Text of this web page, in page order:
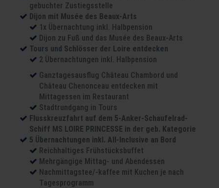
gebuchter Zustiegsstelle
Dijon mit Musée des Beaux-Arts
1x Übernachtung inkl. Halbpension
Dijon zu Fuß und das Musée des Beaux-Arts
Tours und Schlösser der Loire entdecken
2 Übernachtungen inkl. Halbpension
Ganztagesausflug Château Chambord und
Château Chenonceau entdecken mit
Mittagessen im Restaurant
Stadtrundgang in Tours
Flusskreuzfahrt auf dem 5-Anker-Schaufelrad-
Schiff MS LOIRE PRINCESSE in der geb. Kategorie
5 Übernachtungen inkl. All-Inclusive an Bord
Reichhaltiges Frühstücksbuffet
Mehrgängige Mittag- und Abendessen
Nachmittagstee/-kaffee mit Kuchen je nach
Tagesprogramm